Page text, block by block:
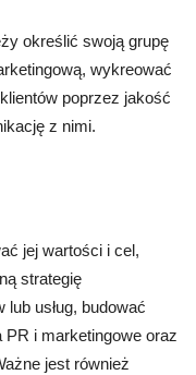
określić swoją grupę
wykreować
poprzez jakość
z nimi.
jej wartości i cel,
strategię
usług, budować
PR i marketingowe oraz
jest również